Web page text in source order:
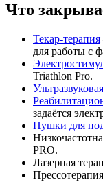
Что
Текар-терапия
для работы с
Triathlon Pro.
задаётся
Пушки для
PRO.
Лазерная